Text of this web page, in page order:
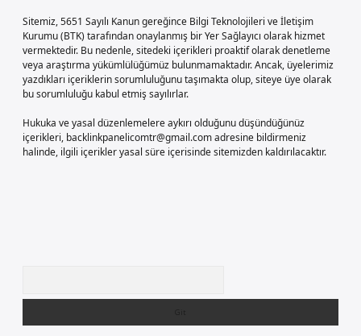
Sitemiz, 5651 Sayılı Kanun gereğince Bilgi Teknolojileri ve İletişim
Kurumu (BTK) tarafından onaylanmış bir Yer Sağlayıcı olarak hizmet
vermektedir. Bu nedenle, sitedeki içerikleri proaktif olarak denetleme
veya araştırma yükümlülüğümüz bulunmamaktadır. Ancak, üyelerimiz
yazdıkları içeriklerin sorumluluğunu taşımakta olup, siteye üye olarak
bu sorumluluğu kabul etmiş sayılırlar.
Hukuka ve yasal düzenlemelere aykırı olduğunu düşündüğünüz
içerikleri, backlinkpanelicomtr@gmail.comadresine bildirmeniz
halinde, ilgili içerikler yasal süre içerisinde sitemizden kaldırılacaktır.